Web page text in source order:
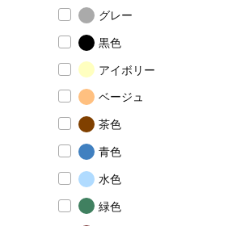
浴室壁タイル
グレー
黒色
アイボリー
ベージュ
茶色
青色
水色
緑色